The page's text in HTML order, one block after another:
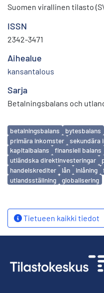
Suomen virallinen tilasto
ISSN
2342-3471
Aihealue
kansantalous
Sarja
Betalningsbalans och
Avainsanat
betalningsbalans bytesbalans
primära inkomster
sekundära
kapitalbalans
finansiell balans
utländska direktinvesteringar
handelskrediter
lån inlåning
utlandsställning
globalisering
Tietueen kaikki tiedot